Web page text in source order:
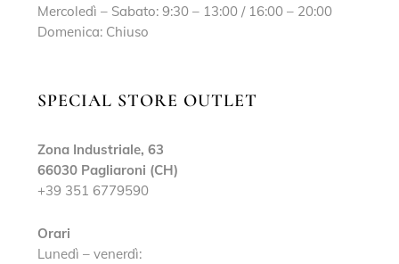
Mercoledì – Sabato: 9:30 – 13:00 / 16:00 – 20:00
Domenica: Chiuso
SPECIAL STORE OUTLET
Zona Industriale, 63
66030 Pagliaroni (CH)
+39 351 6779590
Orari
Lunedì – venerdì: